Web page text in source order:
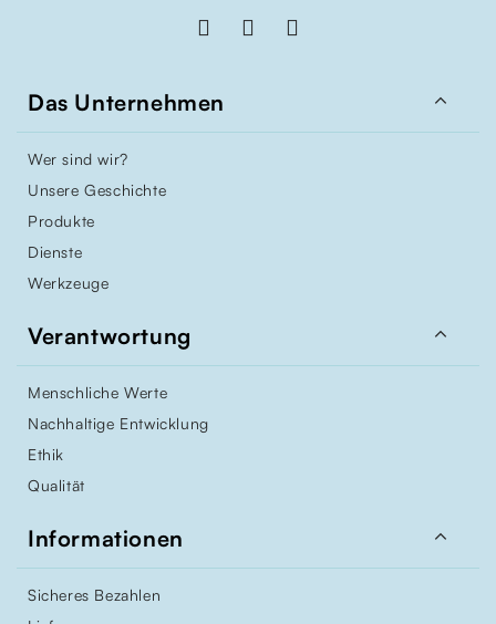
Das Unternehmen 
Wer sind wir?
Unsere Geschichte
Produkte
Dienste
Werkzeuge
Verantwortung 
Menschliche Werte
Nachhaltige Entwicklung
Ethik
Qualität
Informationen 
Sicheres Bezahlen